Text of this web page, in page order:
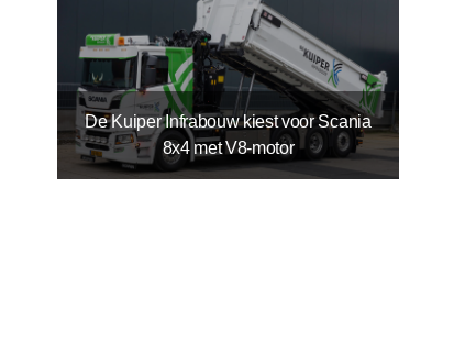
De Kuiper Infrabouw kiest voor Scania
8x4 met V8-motor